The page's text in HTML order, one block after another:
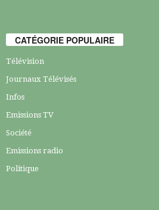
CATÉGORIE POPULAIRE
Télévision
Journaux Télévisés
Infos
Emissions TV
Société
Emissions radio
Politique